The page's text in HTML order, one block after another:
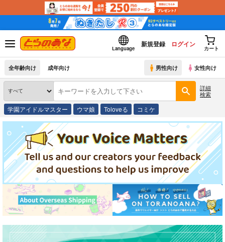
Language
新規登録 ログイン
カート
全年齢向け 成年向け 男性向け 女性向け
詳細
検索
学園アイドルマスター ウマ娘 Toloveる コミケ